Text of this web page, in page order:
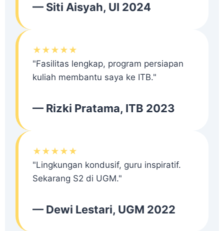
— Siti Aisyah, UI 2024
★★★★★
"Fasilitas lengkap, program persiapan
kuliah membantu saya ke ITB."
— Rizki Pratama, ITB 2023
★★★★★
"Lingkungan kondusif, guru inspiratif.
Sekarang S2 di UGM."
— Dewi Lestari, UGM 2022